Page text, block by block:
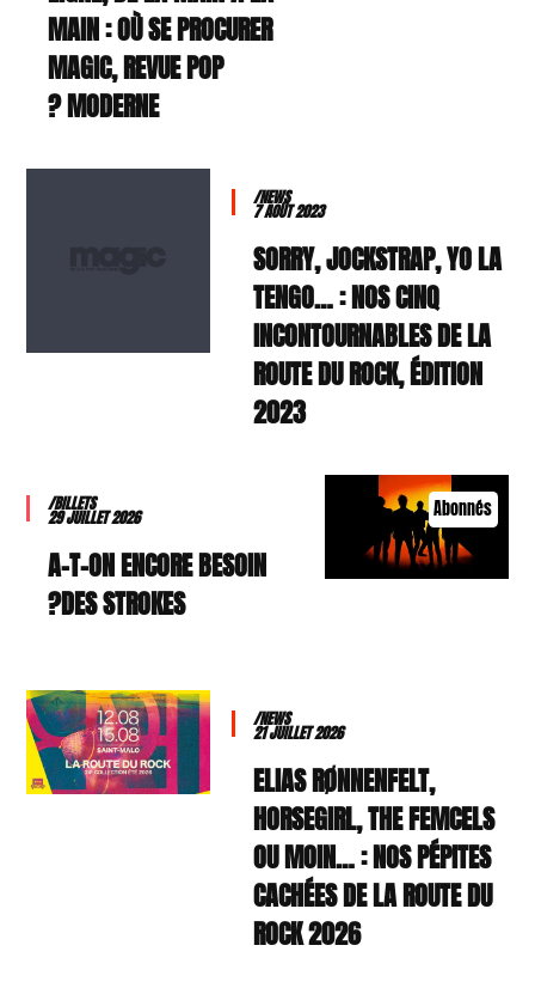
MAIN : OÙ SE PROCURER
MAGIC, REVUE POP
MODERNE ?
/NEWS
7 AOÛT 2023
SORRY, JOCKSTRAP, YO LA
TENGO… : NOS CINQ
INCONTOURNABLES DE LA
ROUTE DU ROCK, ÉDITION
2023
Abonnés
/BILLETS
29 JUILLET 2026
A-T-ON ENCORE BESOIN
DES STROKES?
/NEWS
21 JUILLET 2026
ELIAS RØNNENFELT,
HORSEGIRL, THE FEMCELS
OU MOIN… : NOS PÉPITES
CACHÉES DE LA ROUTE DU
ROCK 2026